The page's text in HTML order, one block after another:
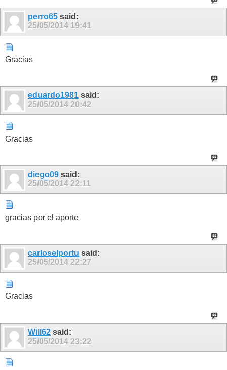
perro65 said:
25/05/2014 19:41
Gracias
eduardo1981 said:
25/05/2014 20:42
Gracias
diego09 said:
25/05/2014 22:11
gracias por el aporte
carloselportu said:
25/05/2014 22:27
Gracias
Will62 said:
25/05/2014 23:22